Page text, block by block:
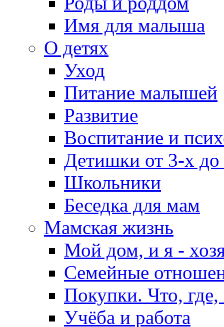
Имя для малыша
О детях
Уход
Питание малышей
Развитие
Воспитание и
Детишки от 3-х
Школьники
Беседка для мам
Мамская жизнь
Мой дом, и я -
Семейные
Покупки. Что, где,
Учёба и работа